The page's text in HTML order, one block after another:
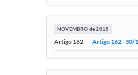
NOVEMBRO de 2015
Artigo 162 Artigo 162 - 30/